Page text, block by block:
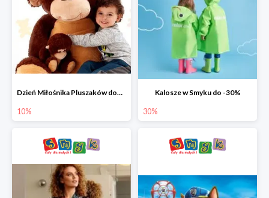
Dzień Miłośnika Pluszaków dodatkowy rabat -10%
10%
Kalosze w Smyku do -30%
30%